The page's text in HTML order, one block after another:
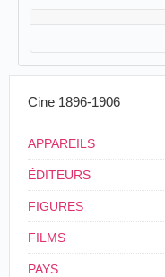
Cine 1896-1906
APPAREILS
ÉDITEURS
FIGURES
FILMS
PAYS